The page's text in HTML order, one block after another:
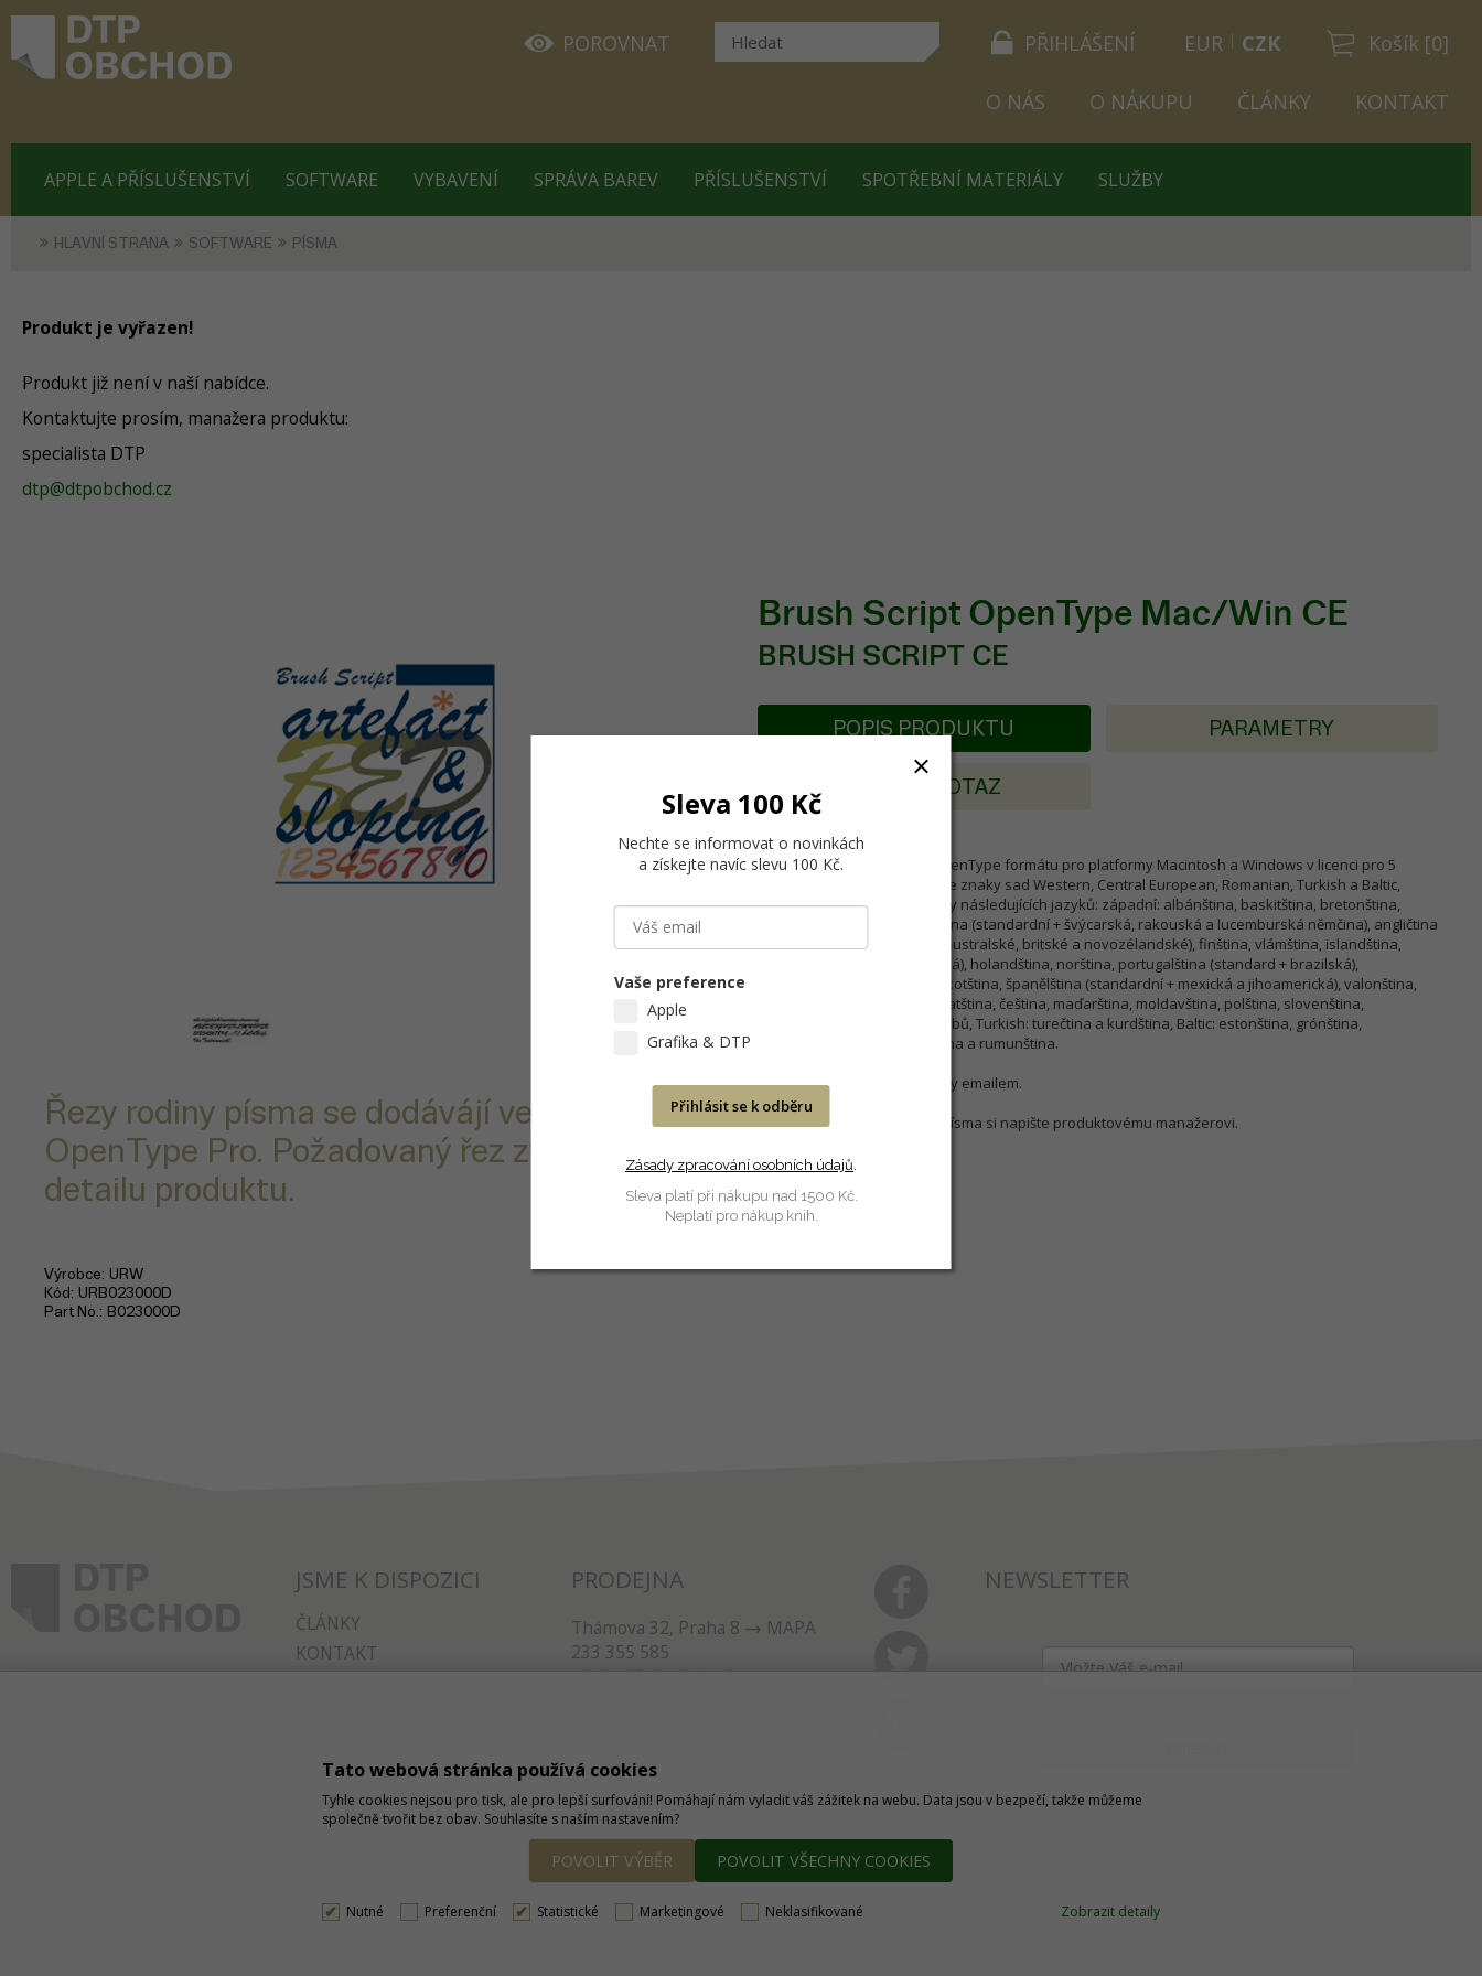
PŘIHLÁŠENÍ Košík [0]
POROVNAT EUR CZK
O NÁS O NÁKUPU ČLÁNKY KONTAKT
APPLE A PŘÍSLUŠENSTVÍ SOFTWARE VYBAVENÍ SPRÁVA BAREV PŘÍSLUŠENSTVÍ SPOTŘEBNÍ MATERIÁLY SLUŽBY
HLAVNÍ STRANA SOFTWARE PÍSMA
Produkt je vyřazen!
Produkt již není v naší nabídce.
Kontaktujte prosím, manažera produktu:
specialista DTP
dtp@dtpobchod.cz
Brush Script OpenType Mac/Win CE
BRUSH SCRIPT CE
Řezy rodiny písma se dodávájí ve formátu
OpenType Pro. Požadovaný řez zvolíte v
detailu produktu.
Výrobce URW
Kód URB023000D
Part No.
B023000D
POPIS PRODUKTU PARAMETRY
POSLAT DOTAZ
Řezy písma se dodávájí v OpenType formátu pro platformy Macintosh a Windows v licenci pro 5
počítačů. Řez písma obsahuje znaky sad Western, Central European, Romanian, Turkish a Baltic,
které obsahují všechny znaky následujících jazyků: západní: albánština, baskitština, bretonština,
katalánština, dánština, němčina (standardní + švýcarská, rakouská a lucemburská němčina), angličtina
(včetně angličtiny americké, australské, britské a novozélandské), finština, vlámština, islandština,
italština (standard + švýcarská), holandština, norština, portugalština (standard + brazilská),
retorománština, švédština, skotština, španělština (standardní + mexická a jihoamerická), valonština,
CE: chorvatština a srbochorvatština, čeština, maďarština, moldavština, polština, slovenština,
slovinština, jazyk lužických Srbů, Turkish: turečtina a kurdština, Baltic: estonština, grónština,
laponština, lotyšština, litevština a rumunština.
Písmo se dodává elektronicky emailem.
O náhled konkrétního řezu písma si napište produktovému manažerovi.
JSME K DISPOZICI
ČLÁNKY
KONTAKT
PRODEJNA
Thámova 32, Praha 8
MAPA
233 355 585
obchod@dtpobchod.cz
NEWSLETTER
Tato webová stránka používá cookies
Tyhle cookies nejsou pro tisk, ale pro lepší surfování! Pomáhají nám vyladit váš zážitek na webu. Data jsou v bezpečí, takže můžeme
společně tvořit bez obav. Souhlasíte s naším nastavením?
POVOLIT VÝBĚR POVOLIT VŠECHNY COOKIES
Nutné Preferenční Statistické Marketingové Neklasifikované Zobrazit detaily
Sleva 100 Kč
Nechte se informovat o novinkách
a získejte navíc slevu 100 Kč.
Vaše preference
Apple
Grafika & DTP
Přihlásit se k odběru
Zásady zpracování osobních údajů.
Sleva platí při nákupu nad 1500 Kč.
Neplatí pro nákup knih.